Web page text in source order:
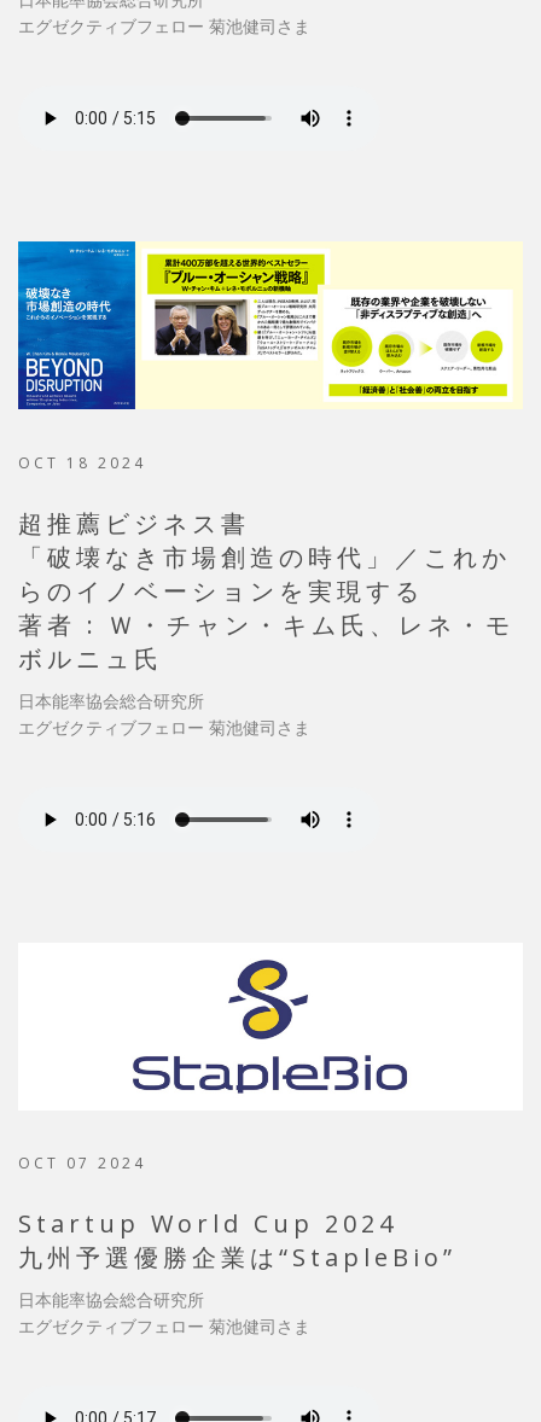
エグゼクティブフェロー 菊池健司さま
OCT 18 2024
超推薦ビジネス書
「破壊なき市場創造の時代」／これか
らのイノベーションを実現する
著者 : Ｗ・チャン・キム氏、レネ・モ
ボルニュ氏
日本能率協会総合研究所
エグゼクティブフェロー 菊池健司さま
OCT 07 2024
Startup World Cup 2024
九州予選優勝企業は“StapleBio”
日本能率協会総合研究所
エグゼクティブフェロー 菊池健司さま